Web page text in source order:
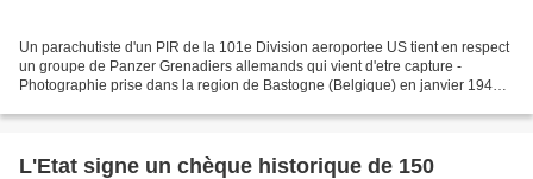
Un parachutiste d'un PIR de la 101e Division aeroportee US tient en respect
un groupe de Panzer Grenadiers allemands qui vient d'etre capture -
Photographie prise dans la region de Bastogne (Belgique) en janvier 1945.
L'Etat signe un chèque historique de 150